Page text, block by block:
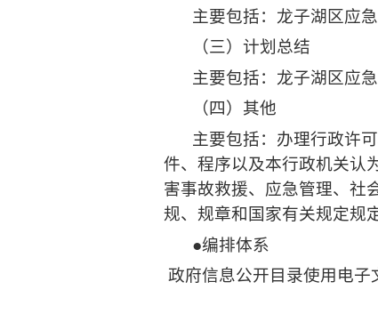
主要包括：龙子湖区应
（三）计划总结
主要包括： 龙子湖区应
（四）其他
主要包括： 办理行政许
件、程序以及本行政机关认
害事故救援、应急管理、社
规、规章和国家有关规定规
●编排体系
政府信息公开目录使用电子